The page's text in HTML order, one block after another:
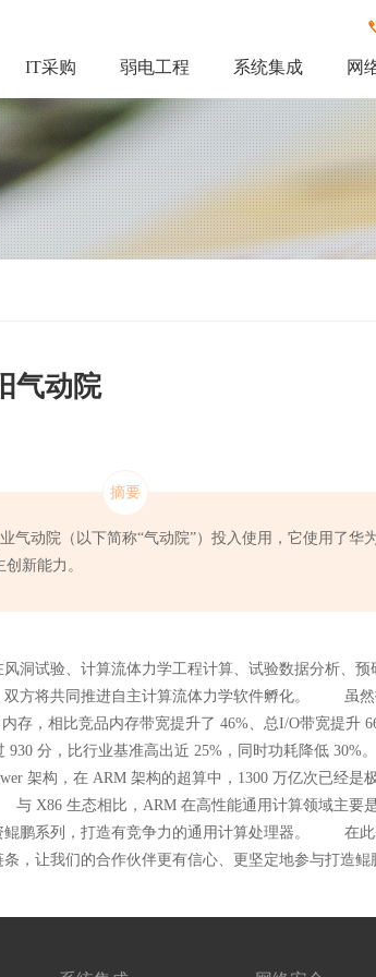
IT采购 弱电工程 系统集成 网
气动院
气动院（以下简称“气动院”）投入使用，它使用了
新能力。
洞试验、计算流体力学工程计算、试验数据分析、
双方将共同推进自主计算流体力学软件孵化。 虽
存，相比竞品内存带宽提升了 46%、总I/O带宽提升
分，比行业基准高出近 25%，同时功耗降低
架构，在 ARM 架构的超算中，1300 万亿次已经
X86 生态相比，ARM 在高性能通用计算领域主要
鹏系列，打造有竞争力的通用计算处理器。 在此
，让我们的合作伙伴更有信心、更坚定地参与打造鲲